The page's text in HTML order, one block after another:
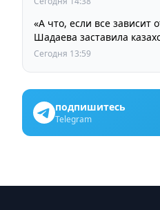
«А что, если все зависит
Шадаева заставила
задуматься
Сегодня 13:59
подпишитесь
Telegram